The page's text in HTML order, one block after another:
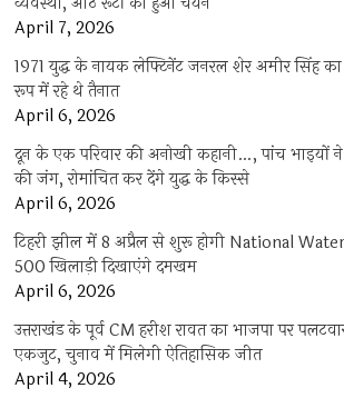
April 7, 2026
1971 युद्ध के नायक लेफ्टिनेंट जनरल शेर अमीर सिंह
रूप में रहे थे तैनात
April 6, 2026
दून के एक परिवार की अनोखी कहानी…, पांच भाइयों
की जंग, रोमांचित कर देंगे युद्ध के किस्से
April 6, 2026
टिहरी झील में 8 अप्रैल से शुरू होगी National Water
500 खिलाड़ी दिखाएंगे दमखम
April 6, 2026
उत्तराखंड के पूर्व CM हरीश रावत का भाजपा पर
एकजुट, चुनाव में मिलेगी ऐतिहासिक जीत
April 4, 2026